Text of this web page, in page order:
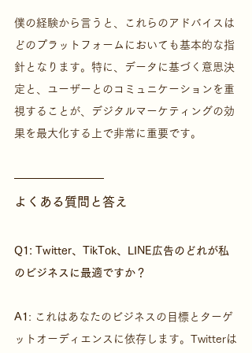
僕の経験から言うと、これらのアドバイスは
どのプラットフォームにおいても基本的な指
針となります。特に、データに基づく意思決
定と、ユーザーとのコミュニケーションを重
視することが、デジタルマーケティングの効
果を最大化する上で非常に重要です。
よくある質問と答え
Q1: Twitter、TikTok、LINE広告のどれが私
のビジネスに最適ですか？
A1 : これはあなたのビジネスの目標とターゲ
ットオーディエンスに依存します。Twitterは